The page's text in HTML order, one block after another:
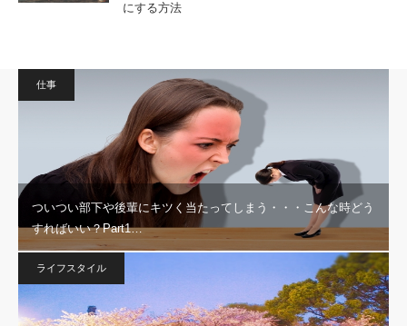
にする方法
仕事
ついつい部下や後輩にキツく当たってしまう・・・こんな時どう
すればいい？Part1…
ライフスタイル